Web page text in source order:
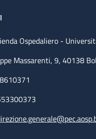
Ospedaliero -
Massarenti, 9, 40138